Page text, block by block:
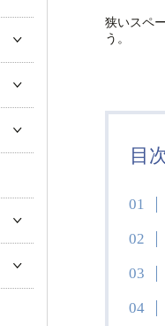
狭いスペ
う。
目